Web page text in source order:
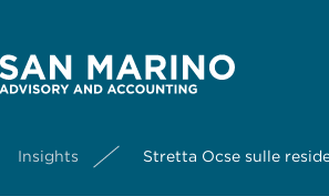
Insights Stretta Ocse sulle